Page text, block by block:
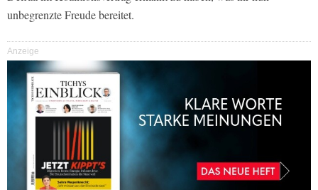
unbegrenzte Freude bereitet.
Anzeige